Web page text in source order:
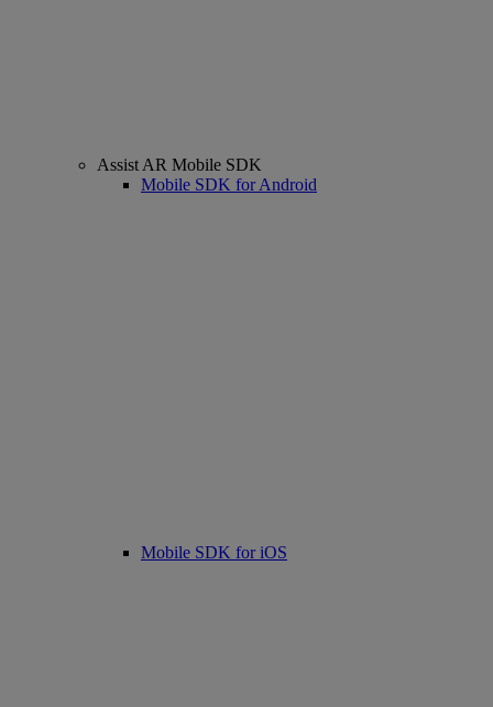
Assist AR Mobile SDK
Mobile SDK for Android
Mobile SDK for iOS